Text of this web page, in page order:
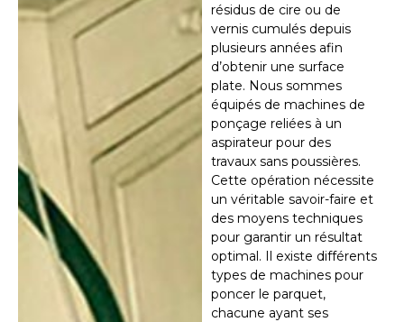
résidus de cire ou de
vernis cumulés depuis
plusieurs années afin
d’obtenir une surface
plate. Nous sommes
équipés de machines de
ponçage reliées à un
aspirateur pour des
travaux sans poussières.
Cette opération nécessite
un véritable savoir-faire et
des moyens techniques
pour garantir un résultat
optimal. Il existe différents
types de machines pour
poncer le parquet,
chacune ayant ses